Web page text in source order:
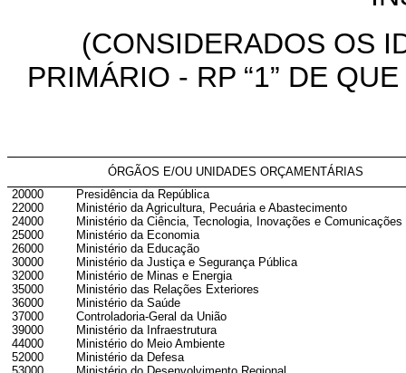
(CONSIDERADOS OS
PRIMÁRIO - RP “1” DE QUE
ÓRGÃOS E/OU UNIDADES ORÇAMENTÁRIAS
20000
Presidência da República
22000
Ministério da Agricultura, Pecuária e Abastecimento
24000
Ministério da Ciência, Tecnologia, Inovações e Comunicações
25000
Ministério da Economia
26000
Ministério da Educação
30000
Ministério da Justiça e Segurança Pública
32000
Ministério de Minas e Energia
35000
Ministério das Relações Exteriores
36000
Ministério da Saúde
37000
Controladoria-Geral da União
39000
Ministério da Infraestrutura
44000
Ministério do Meio Ambiente
52000
Ministério da Defesa